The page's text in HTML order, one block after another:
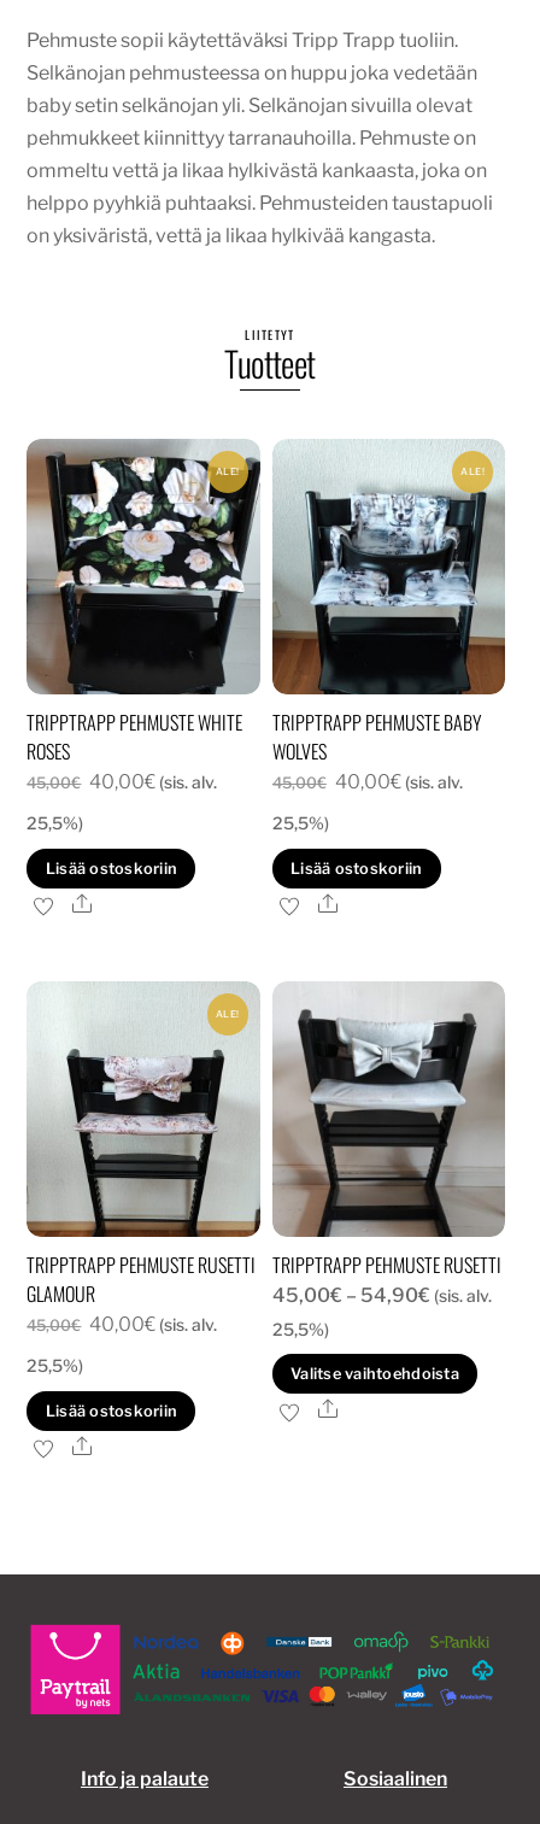
Pehmuste sopii käytettäväksi Tripp Trapp tuoliin.
Selkänojan pehmusteessa on huppu joka vedetään
baby setin selkänojan yli. Selkänojan sivuilla olevat
pehmukkeet kiinnittyy tarranauhoilla. Pehmuste on
ommeltu vettä ja likaa hylkivästä kankaasta, joka on
helppo pyyhkiä puhtaaksi. Pehmusteiden taustapuoli
on yksiväristä, vettä ja likaa hylkivää kangasta.
LIITETYT
Tuotteet
ALE!
TRIPPTRAPP PEHMUSTE WHITE
ROSES
45,00€ Alkuperäinen
oli:
45,00€.
40,00€Nykyinen
on:
40,00€.
(sis. alv.
25,5%)
Lisää ostoskoriin
Ale
ALE!
TRIPPTRAPP PEHMUSTE BABY
WOLVES
45,00€ Alkuperäinen
oli:
45,00€.
40,00€Nykyinen
on:
40,00€.
(sis. alv.
25,5%)
Lisää ostoskoriin
Ale
ALE!
TRIPPTRAPP PEHMUSTE RUSETTI
GLAMOUR
45,00€ Alkuperäinen
oli:
45,00€.
40,00€Nykyinen
on:
40,00€.
(sis. alv.
25,5%)
Lisää ostoskoriin
Ale
TRIPPTRAPP PEHMUSTE RUSETTI
45,00€ – 54,90€
-
54,90€
(sis. alv.
25,5%)
Valitse vaihtoehdoista
Ale
Info ja palaute Sosiaalinen